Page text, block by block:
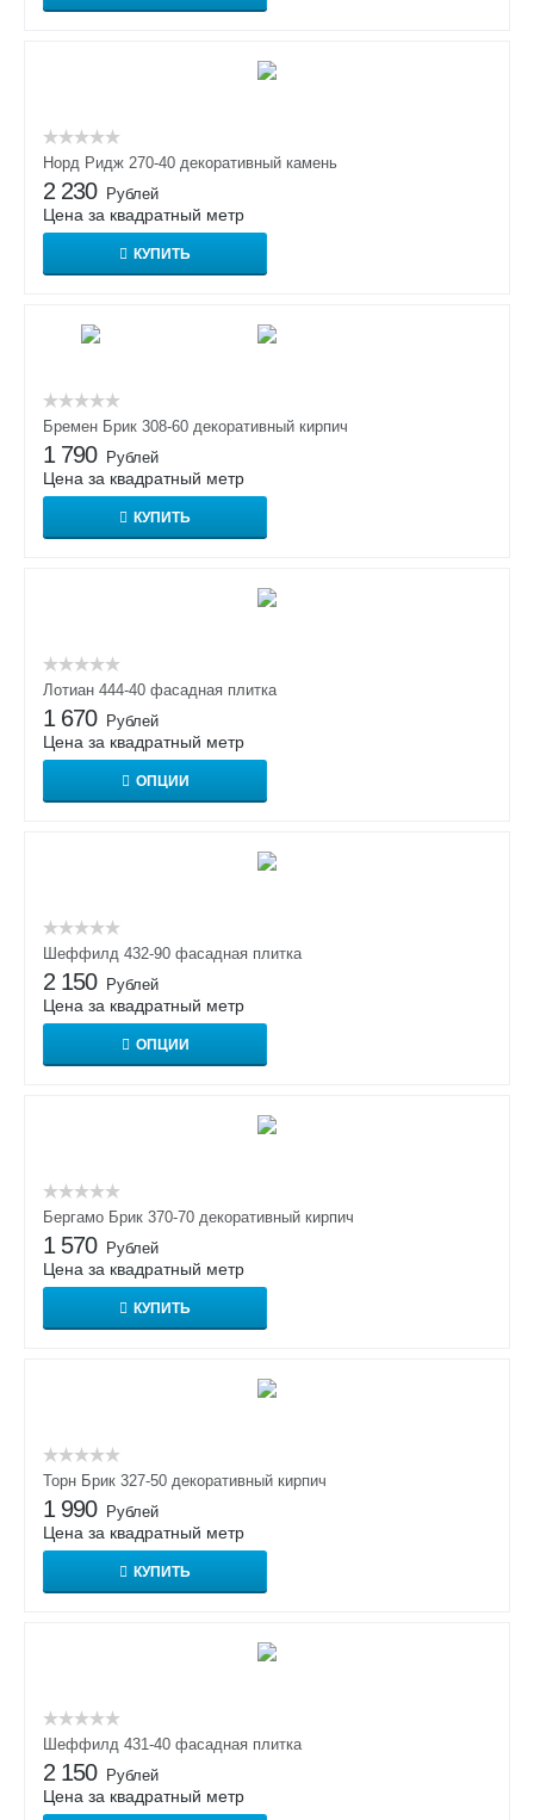
Норд Ридж 270-40 декоративный камень
2 230 Рублей
Цена за квадратный метр
КУПИТЬ
Бремен Брик 308-60 декоративный кирпич
1 790 Рублей
Цена за квадратный метр
КУПИТЬ
Лотиан 444-40 фасадная плитка
1 670 Рублей
Цена за квадратный метр
ОПЦИИ
Шеффилд 432-90 фасадная плитка
2 150 Рублей
Цена за квадратный метр
ОПЦИИ
Бергамо Брик 370-70 декоративный кирпич
1 570 Рублей
Цена за квадратный метр
КУПИТЬ
Торн Брик 327-50 декоративный кирпич
1 990 Рублей
Цена за квадратный метр
КУПИТЬ
Шеффилд 431-40 фасадная плитка
2 150 Рублей
Цена за квадратный метр